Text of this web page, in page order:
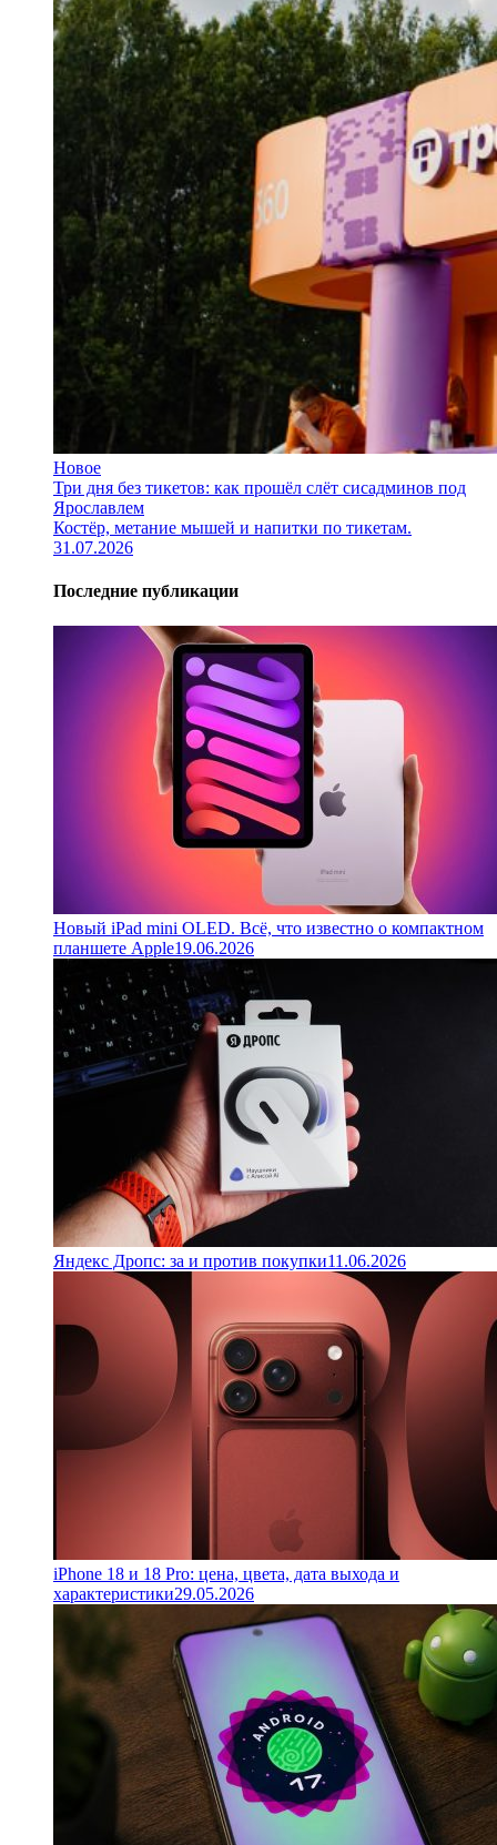
Новое
Три дня без тикетов: как прошёл слёт сисадминов под
Ярославлем
Костёр, метание мышей и напитки по тикетам.
31.07.2026
Последние публикации
Новый iPad mini OLED. Всё, что известно о компактном
планшете Apple19.06.2026
Яндекс Дропс: за и против покупки11.06.2026
iPhone 18 и 18 Pro: цена, цвета, дата выхода и
характеристики29.05.2026